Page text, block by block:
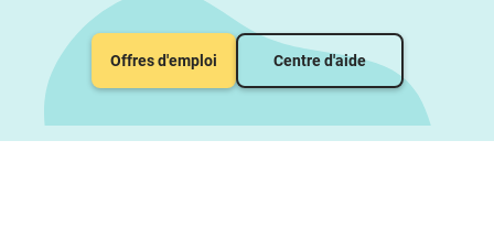
Offres d'emploi Centre d'aide